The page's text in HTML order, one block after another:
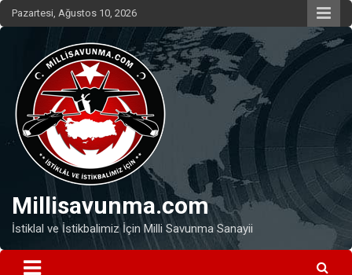
Skip
to
Pazartesi, Ağustos 10, 2026
Millisavunma.com
İstiklal ve İstikbalimiz İçin Milli Savunma Sanayii